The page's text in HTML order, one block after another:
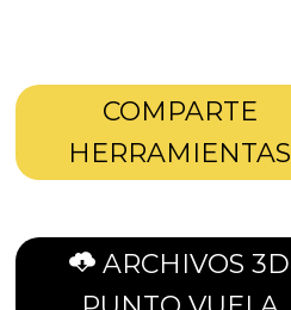
COMPARTE
HERRAMIENTAS
ARCHIVOS 3D